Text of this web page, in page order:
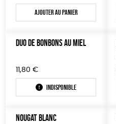
Ajouter au panier
DUO DE BONBONS AU MIEL
11,80 €
Indisponible
NOUGAT BLANC